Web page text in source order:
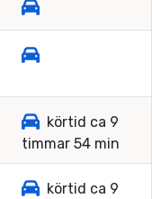
körtid ca 9
timmar 54 min
körtid ca 9